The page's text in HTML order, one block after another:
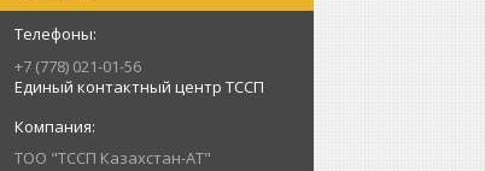
+7 (778) 021-01-56
Единый контактный центр ТССП
ТОО "ТССП Казахстан-АТ"